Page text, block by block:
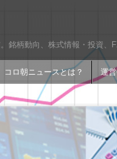
銘柄動向、株式情報・投資
コロ朝ニュースとは？ 運